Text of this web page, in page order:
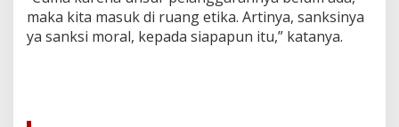
maka kita masuk di ruang etika. Artinya, sanksinya
ya sanksi moral, kepada siapapun itu,” katanya.